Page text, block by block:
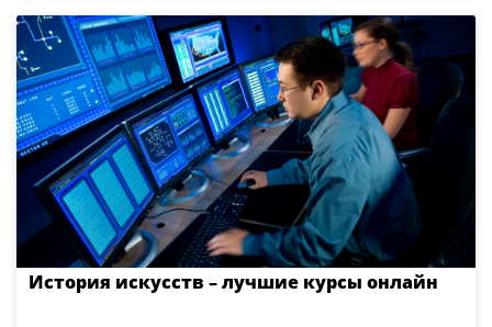
История искусств – лучшие курсы онлайн